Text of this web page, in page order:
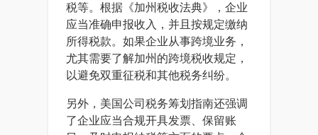
税等。根据《加州税收法典》，企业
应当准确申报收入，并且按规定缴纳
所得税款。如果企业从事跨境业务，
尤其需要了解加州的跨境税收规定，
以避免双重征税和其他税务纠纷。
另外，美国公司税务筹划指南还强调
了企业应当合规开具发票、保留账